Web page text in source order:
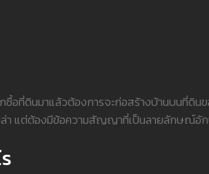
ที่ดินมาแล้วต้องการจะก่อสร้างบ้านบนที่ดิน
ล่า แต่ต้องมีข้อความสัญญาที่เป็นลายลักษณ์อั